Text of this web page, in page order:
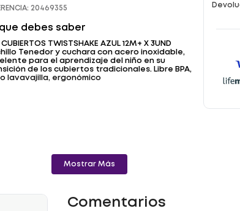
: 20469355
debes saber
CUBIERTOS TWISTSHAKE AZUL 12M+ X 3UND
Tenedor y cuchara con acero inoxidable,
para el aprendizaje del niño en su
de los cubiertos tradicionales. Libre BPA,
lavavajilla, ergonómico
Mostrar Más
Comentarios